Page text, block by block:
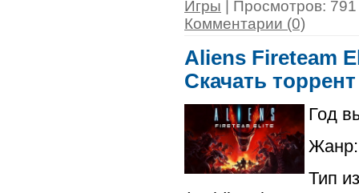
Игры | Просмотров:
Комментарии (0)
Aliens Fireteam
Скачать торрент
Год
Тип